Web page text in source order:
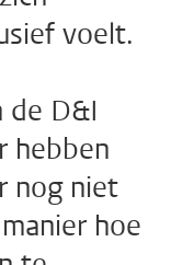
voelt.
de D&I
hebben
nog niet
hoe